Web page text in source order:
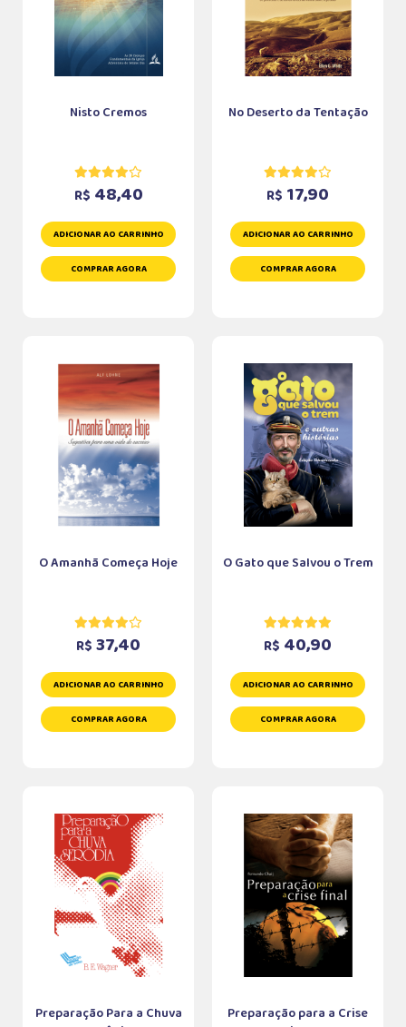
Nisto Cremos
R$ 48,40
ADICIONAR AO CARRINHO
COMPRAR AGORA
No Deserto da Tentação
R$ 17,90
ADICIONAR AO CARRINHO
COMPRAR AGORA
O Amanhã Começa Hoje
R$ 37,40
ADICIONAR AO CARRINHO
COMPRAR AGORA
O Gato que Salvou o Trem
R$ 40,90
ADICIONAR AO CARRINHO
COMPRAR AGORA
Preparação Para a Chuva
Preparação para a Crise